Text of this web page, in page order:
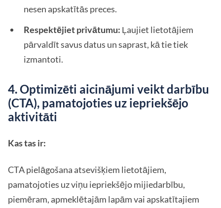
nesen apskatītās preces.
Respektējiet privātumu: Ļaujiet lietotājiem
pārvaldīt savus datus un saprast, kā tie tiek
izmantoti.
4. Optimizēti aicinājumi veikt darbību
(CTA), pamatojoties uz iepriekšējo
aktivitāti
Kas tas ir:
CTA pielāgošana atsevišķiem lietotājiem,
pamatojoties uz viņu iepriekšējo mijiedarbību,
piemēram, apmeklētajām lapām vai apskatītajiem